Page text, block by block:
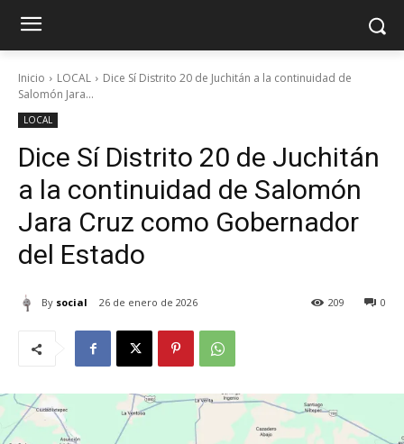
Inicio LOCAL
Dice Sí Distrito 20 de Juchitán a la continuidad de
Salomón Jara...
LOCAL
Dice Sí Distrito 20 de Juchitán
a la continuidad de Salomón
Jara Cruz como Gobernador
del Estado
By social 26 de enero de 2026 0
209